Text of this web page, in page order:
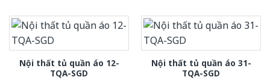
Nội thất tủ quần áo 12-
TQA-SGD
Nội thất tủ quần áo 31-
TQA-SGD